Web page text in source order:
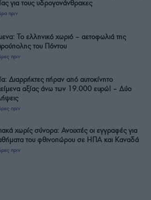
για τους υδρογονάνθρακες
πριν
Το ελληνικό χωριό – αετοφωλιά της
του Πόντου
πριν
Διαρρήκτες πήραν από αυτοκίνητο
αξίας άνω των 19.000 ευρώ! – Δύο
πριν
χωρίς σύνορα: Ανοιχτές οι εγγραφές για
του φθινοπώρου σε ΗΠΑ και Καναδά
πριν